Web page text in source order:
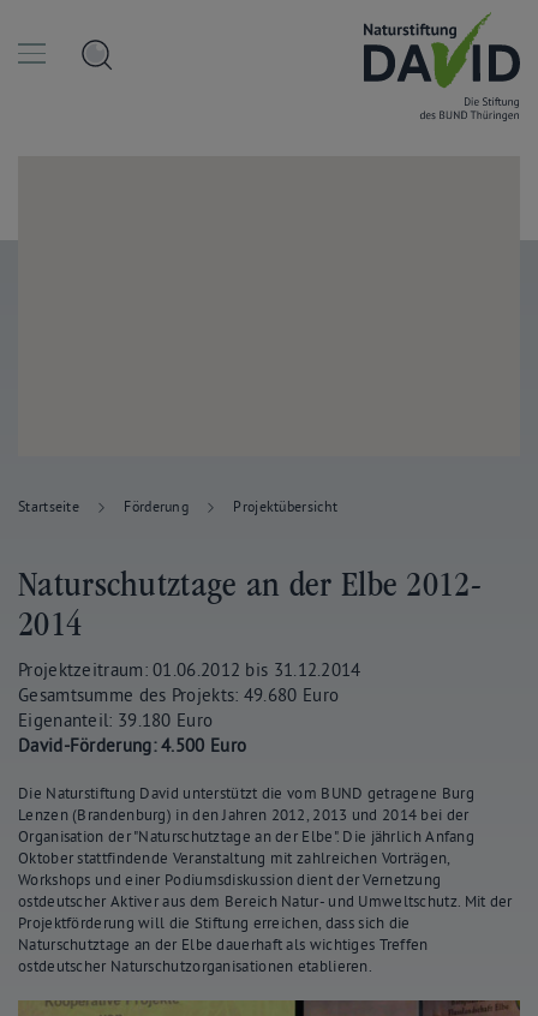
Startseite Förderung Projektübersicht
Naturschutztage an der Elbe 2012-
2014
Projektzeitraum: 01.06.2012 bis 31.12.2014
Gesamtsumme des Projekts: 49.680 Euro
Eigenanteil: 39.180 Euro
David-Förderung: 4.500 Euro
Die Naturstiftung David unterstützt die vom BUND getragene Burg
Lenzen (Brandenburg) in den Jahren 2012, 2013 und 2014 bei der
Organisation der "Naturschutztage an der Elbe". Die jährlich Anfang
Oktober stattfindende Veranstaltung mit zahlreichen Vorträgen,
Workshops und einer Podiumsdiskussion dient der Vernetzung
ostdeutscher Aktiver aus dem Bereich Natur- und Umweltschutz. Mit der
Projektförderung will die Stiftung erreichen, dass sich die
Naturschutztage an der Elbe dauerhaft als wichtiges Treffen
ostdeutscher Naturschutzorganisationen etablieren.